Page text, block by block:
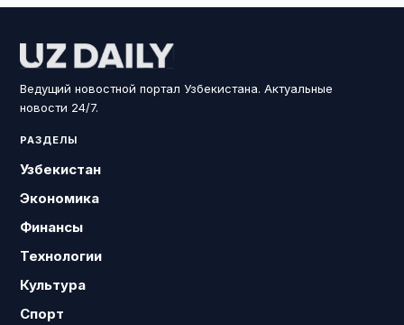
Ведущий новостной портал Узбекистана. Актуальные
новости 24/7.
РАЗДЕЛЫ
Узбекистан
Экономика
Финансы
Технологии
Культура
Спорт